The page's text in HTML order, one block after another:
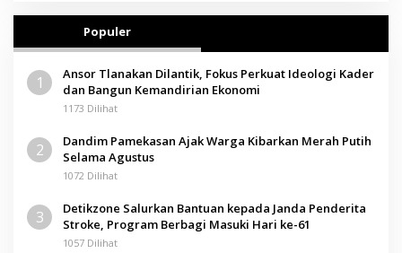
Populer
1
Ansor Tlanakan Dilantik, Fokus Perkuat Ideologi Kader
dan Bangun Kemandirian Ekonomi
1173 Dilihat
2
Dandim Pamekasan Ajak Warga Kibarkan Merah Putih
Selama Agustus
1072 Dilihat
3
Detikzone Salurkan Bantuan kepada Janda Penderita
Stroke, Program Berbagi Masuki Hari ke-61
1057 Dilihat